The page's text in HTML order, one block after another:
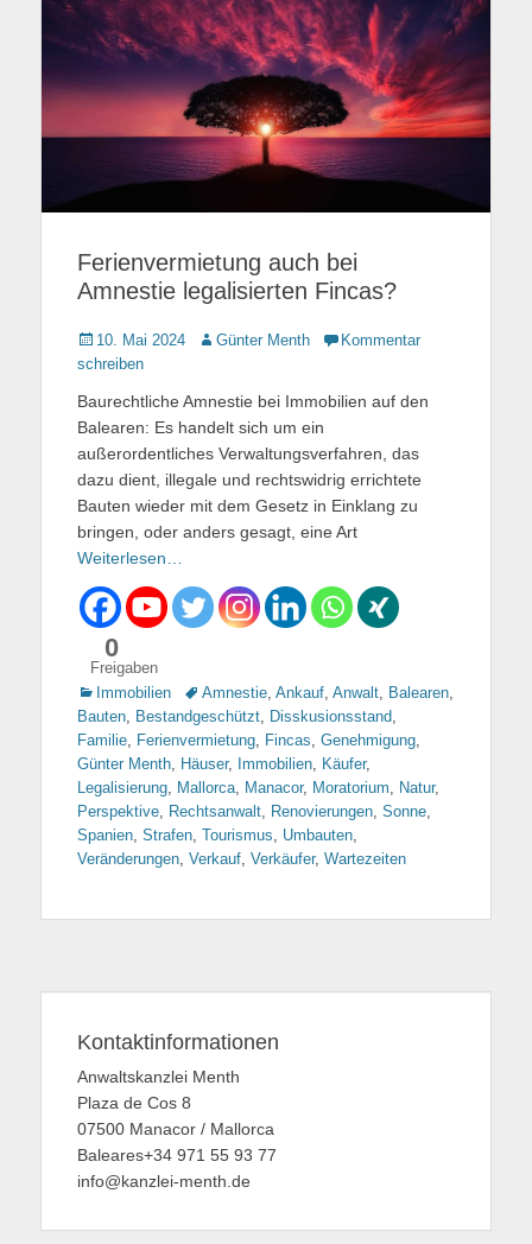
Ferienvermietung auch bei
Amnestie legalisierten Fincas?
Gepostet
am
10. Mai 2024 AutorGünter Menth
Kommentar
schreiben
Baurechtliche Amnestie bei Immobilien auf den
Balearen: Es handelt sich um ein
außerordentliches Verwaltungsverfahren, das
dazu dient, illegale und rechtswidrig errichtete
Bauten wieder mit dem Gesetz in Einklang zu
bringen, oder anders gesagt, eine Art
Weiterlesen…
0
Freigaben
Kategorien
Immobilien TagsAmnestie Ankauf Anwalt Balearen
Bauten Bestandgeschützt Disskusionsstand
Familie Ferienvermietung Fincas Genehmigung
Günter Menth Häuser, Immobilien Käufer,
Legalisierung Mallorca Manacor, Moratorium Natur,
Perspektive Rechtsanwalt Renovierungen Sonne
Spanien Strafen Tourismus Umbauten
Veränderungen Verkauf Verkäufer, Wartezeiten
Kontaktinformationen
Anwaltskanzlei Menth
Plaza de Cos 8
07500 Manacor / Mallorca
Baleares+34 971 55 93 77
info@kanzlei-menth.de